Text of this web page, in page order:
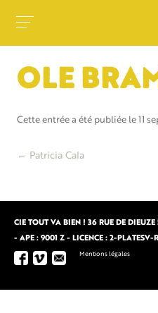
OLE
Cette entrée a été publiée le 11
Navigation
← Patricia Cala
CIE TOUT VA BIEN ! 36 RUE DE
- APE : 9001 Z - LICENCE : 2-
Mentions légales